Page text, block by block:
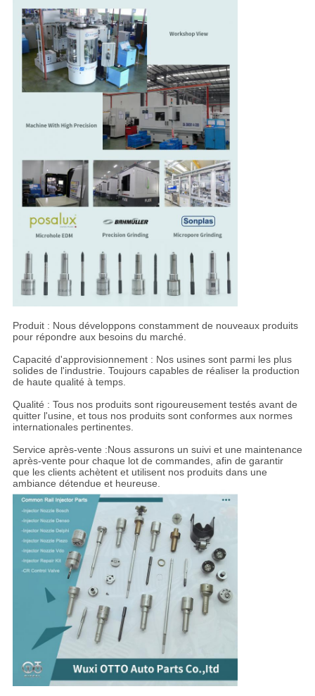
Produit : Nous développons constamment de nouveaux produits
pour répondre aux besoins du marché.
Capacité d'approvisionnement : Nos usines sont parmi les plus
solides de l'industrie. Toujours capables de réaliser la production
de haute qualité à temps.
Qualité : Tous nos produits sont rigoureusement testés avant de
quitter l'usine, et tous nos produits sont conformes aux normes
internationales pertinentes.
Service après-vente :Nous assurons un suivi et une maintenance
après-vente pour chaque lot de commandes, afin de garantir
que les clients achètent et utilisent nos produits dans une
ambiance détendue et heureuse.